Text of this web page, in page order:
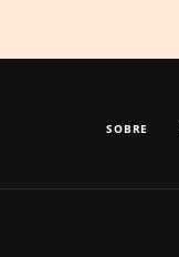
SOBRE